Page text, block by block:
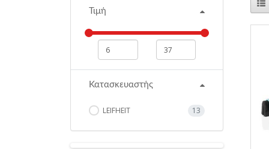
Τιμή
Κατασκευαστής
LEIFHEIT 13